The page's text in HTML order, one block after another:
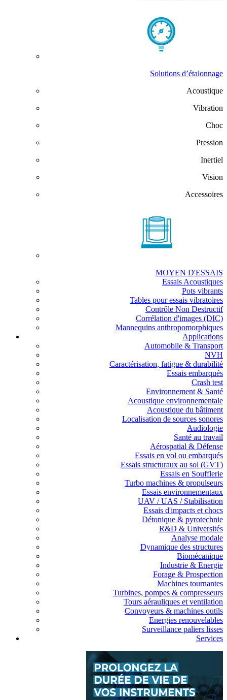
Solutions d’étalonnage
Acoustique
Vibration
Choc
Pression
Inertiel
Vision
Accessoires
MOYEN D'ESSAIS
Essais Acoustiques
Pots vibrants
Tables pour essais vibratoires
Contrôle Non Destructif
Corrélation d'images (DIC)
Mannequins anthropomorphiques
Applications
Automobile & Transport
NVH
Caractérisation, fatigue & durabilité
Essais embarqués
Crash test
Environnement & Santé
Acoustique environnementale
Acoustique du bâtiment
Localisation de sources sonores
Audiologie
Santé au travail
Aérospatial & Défense
Essais en vol ou embarqués
Essais structuraux au sol (GVT)
Essais en Soufflerie
Turbo machines & propulseurs
Essais environnementaux
UAV / UAS / Stabilisation
Essais d'impacts et chocs
Détonique & pyrotechnie
R&D & Universités
Analyse modale
Dynamique des structures
Biomécanique
Industrie & Energie
Forage & Prospection
Machines tournantes
Turbines, pompes & compresseurs
Tours aérauliques et ventilation
Convoyeurs & machines outils
Energies renouvelables
Surveillance paliers lisses
Services